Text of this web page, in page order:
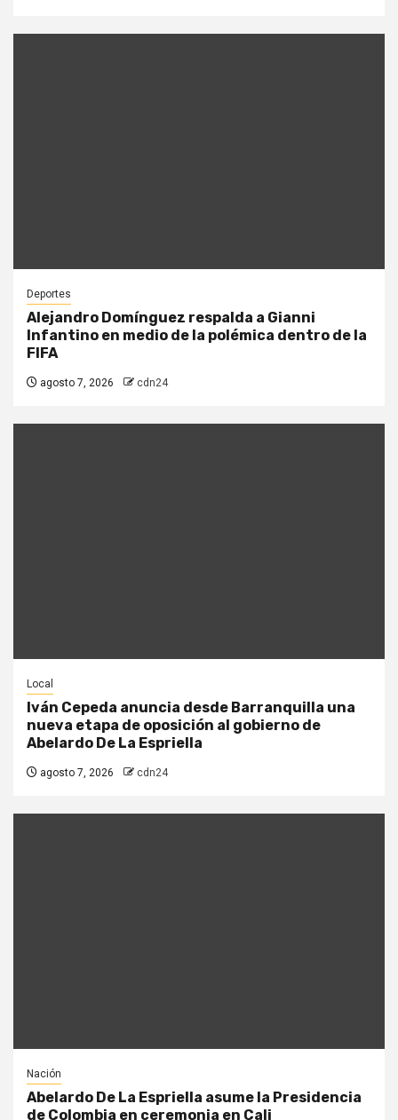
Deportes
Alejandro Domínguez respalda a Gianni
Infantino en medio de la polémica dentro de la
FIFA
agosto 7, 2026 cdn24
Local
Iván Cepeda anuncia desde Barranquilla una
nueva etapa de oposición al gobierno de
Abelardo De La Espriella
agosto 7, 2026 cdn24
Nación
Abelardo De La Espriella asume la Presidencia
de Colombia en ceremonia en Cali